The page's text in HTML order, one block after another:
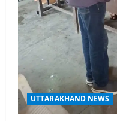
UTTARAKHAND NEWS